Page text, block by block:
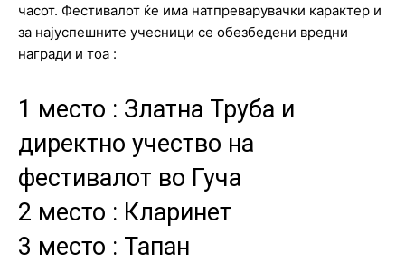
часот. Фестивалот ќе има натпреварувачки карактер и
за најуспешните учесници се обезбедени вредни
награди и тоа :
1 место : Златна Труба и
директно учество на
фестивалот во Гуча
2 место : Кларинет
3 место : Тапан